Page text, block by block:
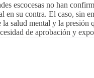
escocesas no han
en su contra. El caso, sin
la salud mental y la presión
de aprobación y